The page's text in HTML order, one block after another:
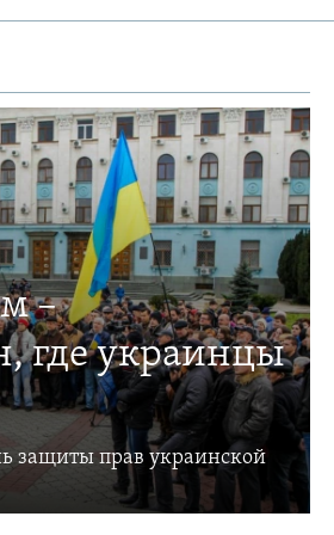
–
где украинцы
защиты прав украинской